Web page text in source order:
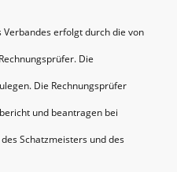
Verbandes erfolgt durch die von
Die
Die Rechnungsprüfer
und beantragen bei
Schatzmeisters und des